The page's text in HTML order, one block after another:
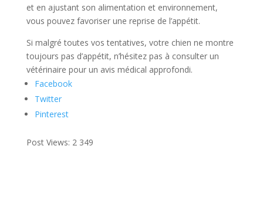
et en ajustant son alimentation et environnement,
vous pouvez favoriser une reprise de l’appétit.
Si malgré toutes vos tentatives, votre chien ne montre
toujours pas d’appétit, n’hésitez pas à consulter un
vétérinaire pour un avis médical approfondi.
Facebook
Twitter
Pinterest
Post Views: 2 349